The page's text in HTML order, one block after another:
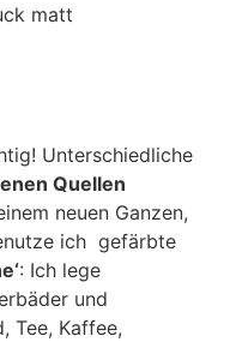
matt
Unterschiedliche
Quellen
neuen Ganzen,
ich gefärbte
: Ich lege
und
Tee, Kaffee,